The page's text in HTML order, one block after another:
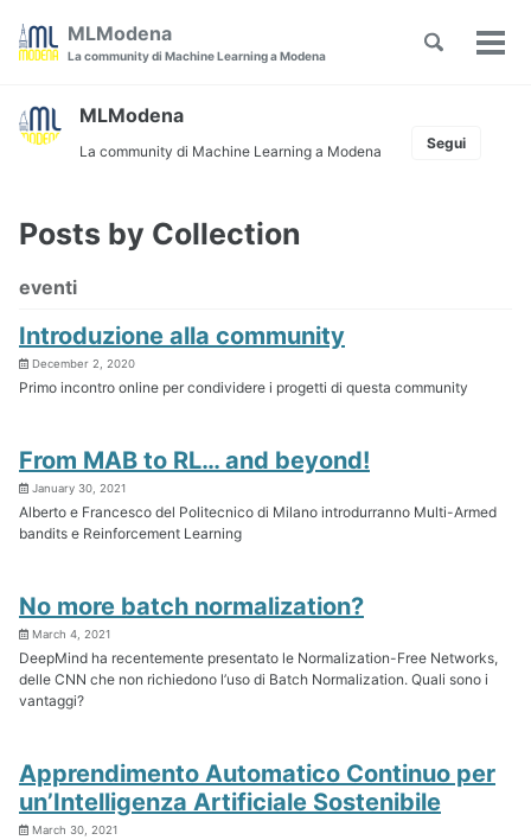
Skip
navigation
MLModena
La community di Machine Learning a Modena
Toggle
MLModena
La community di Machine Learning a Modena Segui
Posts by Collection
eventi
Introduzione alla community
December 2, 2020
Primo incontro online per condividere i progetti di questa community
From MAB to RL… and beyond!
January 30, 2021
Alberto e Francesco del Politecnico di Milano introdurranno Multi-Armed
bandits e Reinforcement Learning
No more batch normalization?
March 4, 2021
DeepMind ha recentemente presentato le Normalization-Free Networks,
delle CNN che non richiedono l’uso di Batch Normalization. Quali sono i
vantaggi?
Apprendimento Automatico Continuo per
un’Intelligenza Artificiale Sostenibile
March 30, 2021